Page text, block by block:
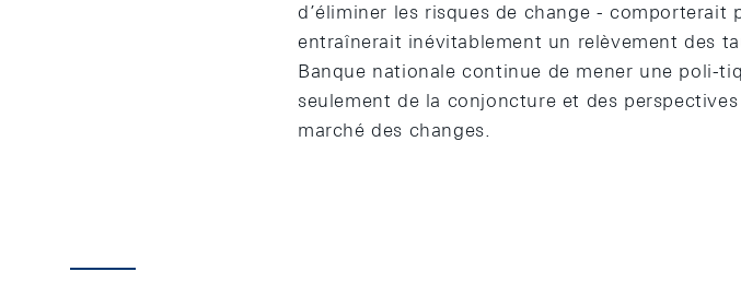
d’éliminer les risques de change - comporterait
entraînerait inévitablement un relèvement des
Banque nationale continue de mener une poli-
seulement de la conjoncture et des
marché des changes.